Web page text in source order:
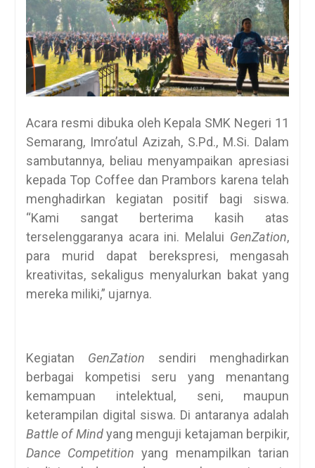
Acara resmi dibuka oleh Kepala SMK Negeri 11
Semarang, Imro’atul Azizah, S.Pd., M.Si. Dalam
sambutannya, beliau menyampaikan apresiasi
kepada Top Coffee dan Prambors karena telah
menghadirkan kegiatan positif bagi siswa.
“Kami sangat berterima kasih atas
terselenggaranya acara ini. Melalui GenZation,
para murid dapat berekspresi, mengasah
kreativitas, sekaligus menyalurkan bakat yang
mereka miliki,” ujarnya.
Kegiatan GenZation sendiri menghadirkan
berbagai kompetisi seru yang menantang
kemampuan intelektual, seni, maupun
keterampilan digital siswa. Di antaranya adalah
Battle of Mindyang menguji ketajaman berpikir,
Dance Competition yang menampilkan tarian